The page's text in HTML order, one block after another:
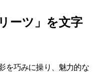
ーツ」を文字
を巧みに操り、魅力的な